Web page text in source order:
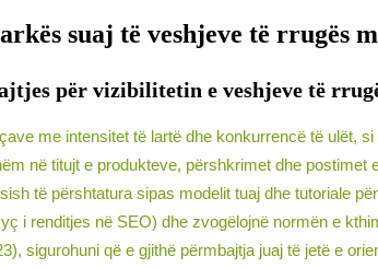
suaj të veshjeve të rrugës
për vizibilitetin e veshjeve të
me intensitet të lartë dhe konkurrencë të ulët,
në titujt e produkteve, përshkrimet dhe
të përshtatura sipas modelit tuaj dhe tutoriale
i renditjes në SEO) dhe zvogëlojnë normën e
sigurohuni që e gjithë përmbajtja juaj të jetë e